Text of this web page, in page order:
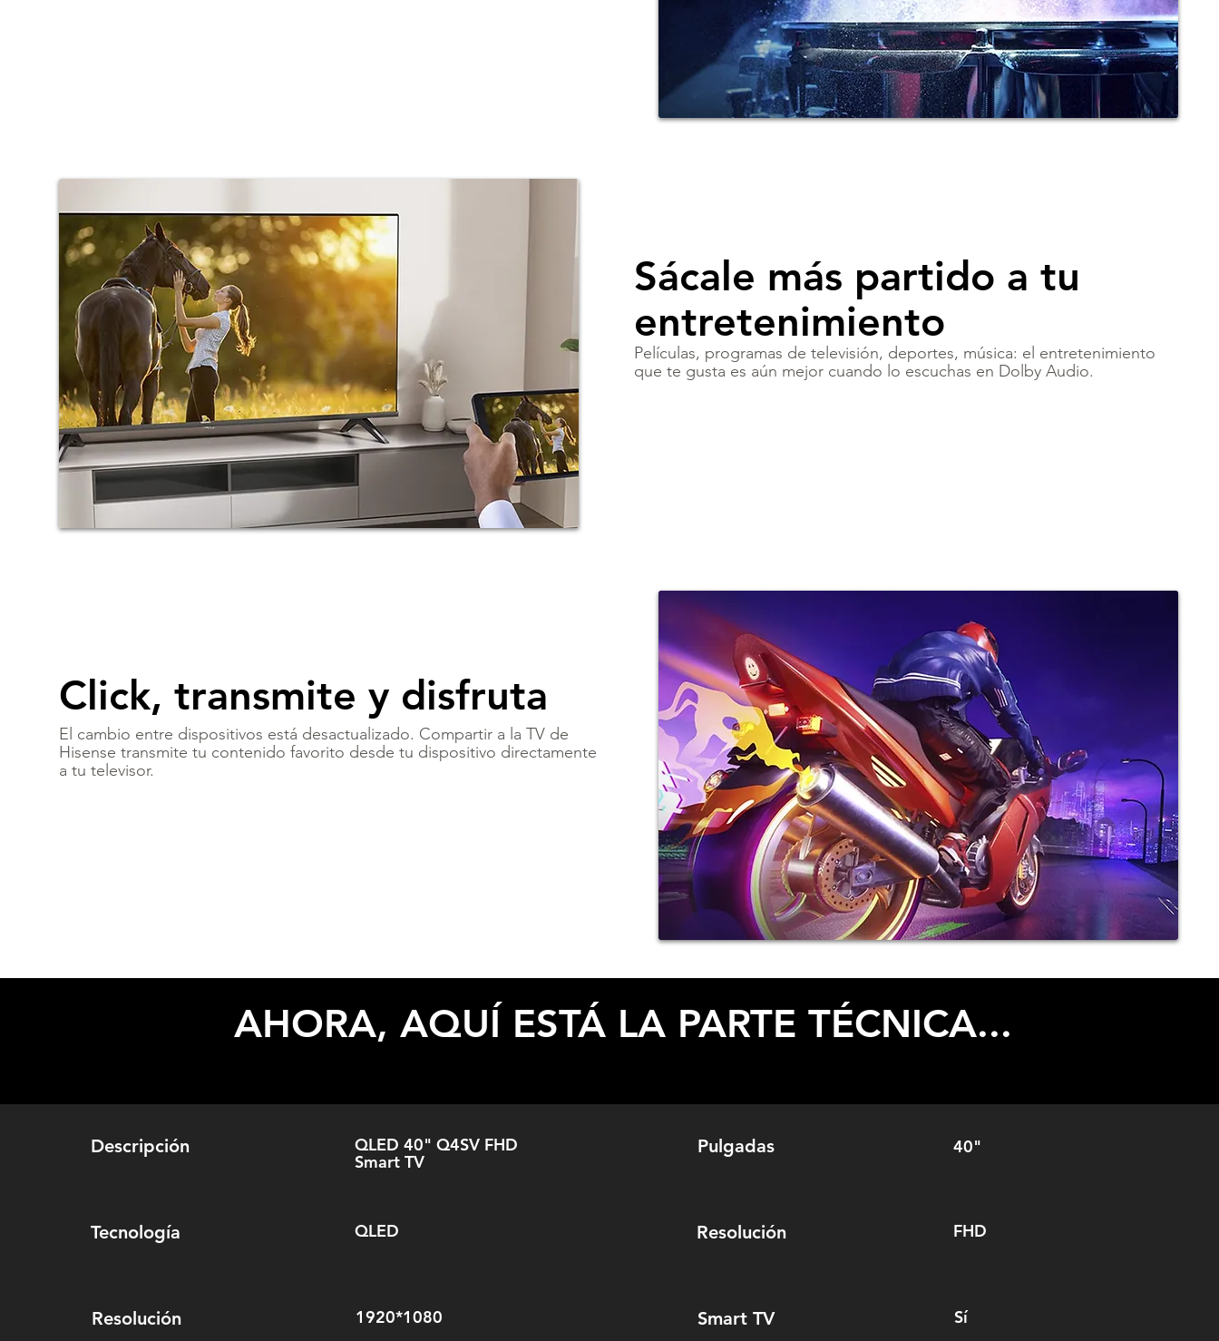
Sácale más partido a tu
entretenimiento
Películas, programas de televisión, deportes, música: el entretenimiento
que te gusta es aún mejor cuando lo escuchas en Dolby Audio.
Click, transmite y disfruta
El cambio entre dispositivos está desactualizado. Compartir a la TV de
Hisense transmite tu contenido favorito desde tu dispositivo directamente
a tu televisor.
ESPECIFICACIONES
AHORA, AQUÍ ESTÁ LA PARTE TÉCNICA...
Descripción
QLED 40" Q4SV FHD
Smart TV
Tecnología QLED
Resolución 1920*1080
Pulgadas 40"
Resolución FHD
Smart TV Sí